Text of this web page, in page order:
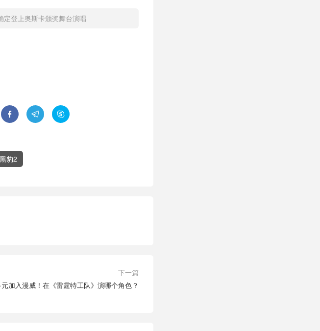
定登上奥斯卡颁奖舞台演唱
  
黑豹2
下一篇
元加入漫威！在《雷霆特工队》演哪个角色？